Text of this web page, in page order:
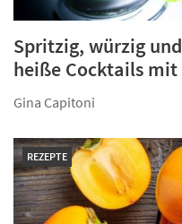
Spritzig, würzig
heiße Cocktails mit
Gina Capitoni
REZEPTE